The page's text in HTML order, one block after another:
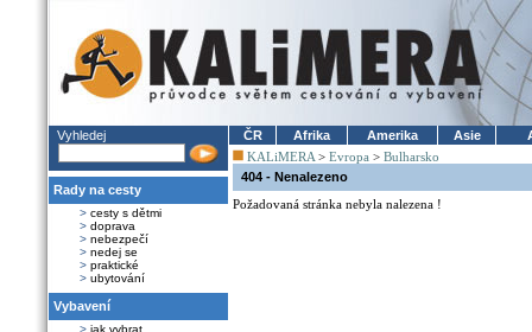
Vyhledej
Rady na cesty
> cesty s dětmi
> doprava
> nebezpečí
> nedej se
> praktické
> ubytování
Vybavení
> jak vybrat
ČR Afrika Amerika Asie
KALiMERA > Evropa > Bulharsko
404 - Nenalezeno
Požadovaná stránka nebyla nalezena !